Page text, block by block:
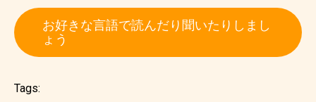
お好きな言語で読んだり聞いたりしまし
ょう
Tags: